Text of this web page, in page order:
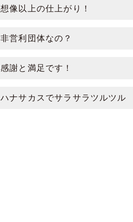
想像以上の仕上がり！
非営利団体なの？
感謝と満足です！
ハナサカスでサラサラツルツル